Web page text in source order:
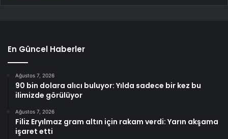
En Güncel Haberler
Ağustos 7, 2026
90 bin dolara alıcı buluyor: Yılda sadece bir kez bu
ilimizde görülüyor
Ağustos 7, 2026
Filiz Eryılmaz gram altın için rakam verdi: Yarın akşama
işaret etti